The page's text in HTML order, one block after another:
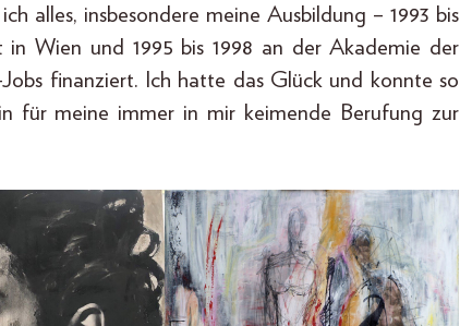
alles, insbesondere meine Ausbildung – 1993 bis
Wien und 1995 bis 1998 an der Akademie der
finanziert. Ich hatte das Glück und konnte so
für meine immer in mir keimende Berufung zur